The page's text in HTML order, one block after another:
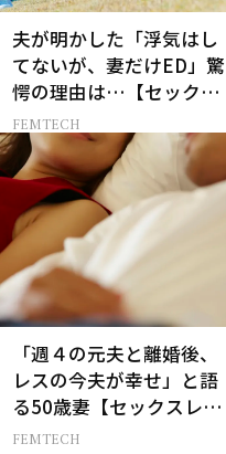
夫が明かした「浮気はし
てないが、妻だけED」驚
愕の理由は…【セックス
レス AND THE CITY -女た
ちの告白-】
FEMTECH
「週４の元夫と離婚後、
レスの今夫が幸せ」と語
る50歳妻【セックスレス
AND THE CITY -女たちの
FEMTECH